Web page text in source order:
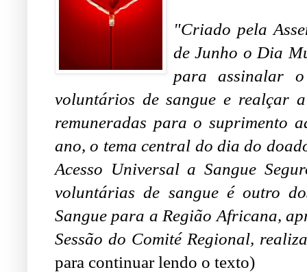
"Criado pela
de Junho o Dia
para assinalar o
voluntários de sangue e realçar
remuneradas para o suprimento
ano, o tema central do dia do
Acesso Universal a Sangue
voluntárias de sangue é outro
Sangue para a Região Africana,
Sessão do Comité Regional,
para continuar lendo o texto)